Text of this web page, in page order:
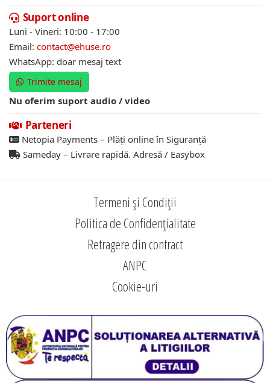
Suport online
Luni - Vineri: 10:00 - 17:00
Email: contact@ehuse.ro
WhatsApp: doar mesaj text
Trimite mesaj
Nu oferim suport audio / video
Parteneri
Netopia Payments – Plăți online în Siguranță
Sameday – Livrare rapidă. Adresă / Easybox
Termeni și Condiții
Politica de Confidențialitate
Retragere din contract
ANPC
Cookie-uri